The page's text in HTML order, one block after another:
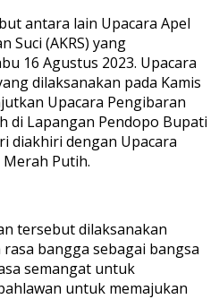
antara lain Upacara Apel
Suci (AKRS) yang
16 Agustus 2023. Upacara
dilaksanakan pada Kamis
Upacara Pengibaran
di Lapangan Pendopo Bupati
diakhiri dengan Upacara
Putih.
tersebut dilaksanakan
bangga sebagai bangsa
semangat untuk
untuk memajukan